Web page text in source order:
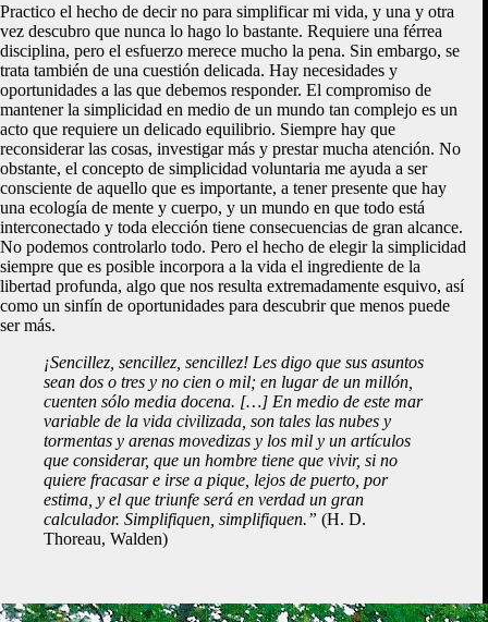
Practico el hecho de decir no para simplificar mi vida, y una y otra
vez descubro que nunca lo hago lo bastante. Requiere una férrea
disciplina, pero el esfuerzo merece mucho la pena. Sin embargo, se
trata también de una cuestión delicada. Hay necesidades y
oportunidades a las que debemos responder. El compromiso de
mantener la simplicidad en medio de un mundo tan complejo es un
acto que requiere un delicado equilibrio. Siempre hay que
reconsiderar las cosas, investigar más y prestar mucha atención. No
obstante, el concepto de simplicidad voluntaria me ayuda a ser
consciente de aquello que es importante, a tener presente que hay
una ecología de mente y cuerpo, y un mundo en que todo está
interconectado y toda elección tiene consecuencias de gran alcance.
No podemos controlarlo todo. Pero el hecho de elegir la simplicidad
siempre que es posible incorpora a la vida el ingrediente de la
libertad profunda, algo que nos resulta extremadamente esquivo, así
como un sinfín de oportunidades para descubrir que menos puede
ser más.
¡Sencillez, sencillez, sencillez! Les digo que sus asuntos
sean dos o tres y no cien o mil; en lugar de un millón,
cuenten sólo media docena. […] En medio de este mar
variable de la vida civilizada, son tales las nubes y
tormentas y arenas movedizas y los mil y un artículos
que considerar, que un hombre tiene que vivir, si no
quiere fracasar e irse a pique, lejos de puerto, por
estima, y el que triunfe será en verdad un gran
calculador. Simplifiquen, simplifiquen.” (H. D.
Thoreau, Walden)